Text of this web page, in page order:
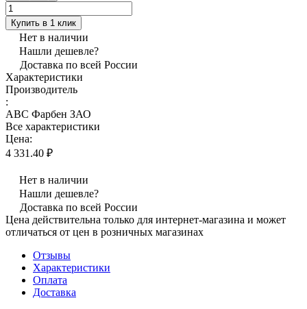
Купить в 1 клик
Нет в наличии
Нашли дешевле?
Доставка по всей России
Характеристики
Производитель
:
АВС Фарбен ЗАО
Все характеристики
Цена:
4 331.40 ₽
Нет в наличии
Нашли дешевле?
Доставка по всей России
Цена действительна только для интернет-магазина и может
отличаться от цен в розничных магазинах
Отзывы
Характеристики
Оплата
Доставка